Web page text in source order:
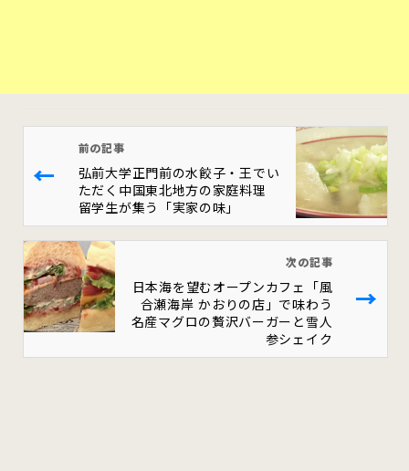
←
前の記事
弘前大学正門前の水餃子・王でい
ただく中国東北地方の家庭料理
留学生が集う「実家の味」
次の記事
日本海を望むオープンカフェ「風
合瀬海岸 かおりの店」で味わう
名産マグロの贅沢バーガーと雪人
参シェイク
→